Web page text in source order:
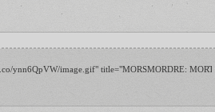
ynn6QpVW/image.gif" title="MORSMORDRE: